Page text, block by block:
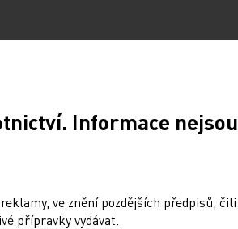
Informace nejsou
ve znění pozdějších předpisů, čili
přípravky vydávat.